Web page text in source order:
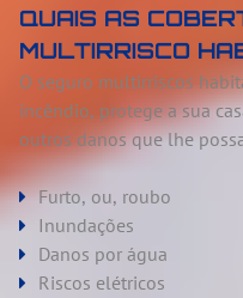
QUAIS AS
MULTIRRISCO
O seguro multirriscos
incêndio, protege a sua
outros danos que lhe
Furto, ou, roubo
Inundações
Danos por água
Riscos elétricos